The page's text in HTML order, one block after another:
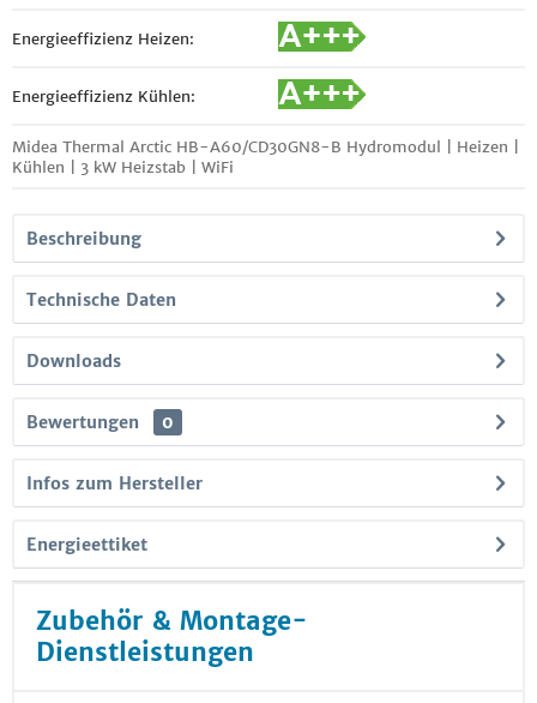
Energieeffizienz Heizen:
Energieeffizienz Kühlen:
Midea Thermal Arctic HB-A60/CD30GN8-B Hydromodul | Heizen |
Kühlen | 3 kW Heizstab | WiFi
Beschreibung
Technische Daten
Downloads
Bewertungen 0
Infos zum Hersteller
Energieettiket
Zubehör & Montage-
Dienstleistungen